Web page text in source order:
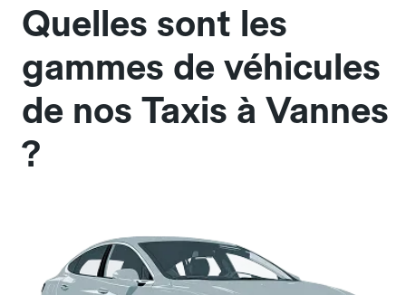
Quelles sont les
gammes de véhicules
de nos Taxis à Vannes
?